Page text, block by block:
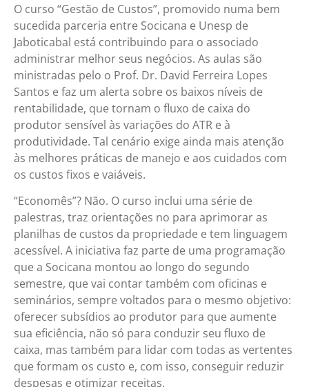
O curso “Gestão de Custos”, promovido numa bem
sucedida parceria entre Socicana e Unesp de
Jaboticabal está contribuindo para o associado
administrar melhor seus negócios. As aulas são
ministradas pelo o Prof. Dr. David Ferreira Lopes
Santos e faz um alerta sobre os baixos níveis de
rentabilidade, que tornam o fluxo de caixa do
produtor sensível às variações do ATR e à
produtividade. Tal cenário exige ainda mais atenção
às melhores práticas de manejo e aos cuidados com
os custos fixos e vaiáveis.
“Economês”? Não. O curso inclui uma série de
palestras, traz orientações no para aprimorar as
planilhas de custos da propriedade e tem linguagem
acessível. A iniciativa faz parte de uma programação
que a Socicana montou ao longo do segundo
semestre, que vai contar também com oficinas e
seminários, sempre voltados para o mesmo objetivo:
oferecer subsídios ao produtor para que aumente
sua eficiência, não só para conduzir seu fluxo de
caixa, mas também para lidar com todas as vertentes
que formam os custo e, com isso, conseguir reduzir
despesas e otimizar receitas.